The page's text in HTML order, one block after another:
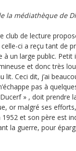
la médiathèque de
club de lecture
ci a reçu tant de
à un large public.
et donc très
lit. Ceci dit, j’ai
pas à
» , doit prendre
or malgré ses
et son père est
la guerre, pour